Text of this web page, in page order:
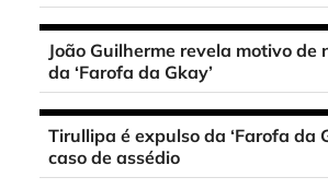
João Guilherme revela motivo de
da ‘Farofa da Gkay’
Tirullipa é expulso da ‘Farofa da
caso de assédio